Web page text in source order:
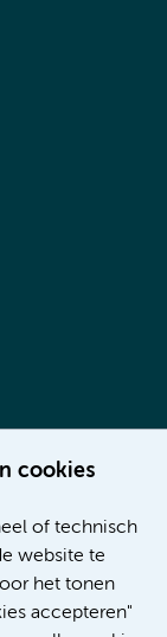
cookies
of technisch
website te
het tonen
accepteren"